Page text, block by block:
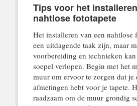
Tips voor het
nahtlose fototapete
Het installeren van een nahtlose
een uitdagende taak zijn, maar
voorbereiding en technieken
soepel verlopen. Begin met het
muur om ervoor te zorgen dat je
afmetingen hebt voor je tapete.
raadzaam om de muur grondig